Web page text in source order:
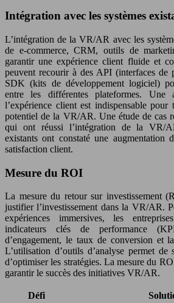
Intégration avec les systèmes
L’intégration de la VR/AR avec les
de e-commerce, CRM, outils de
garantir une expérience client fluide et
peuvent recourir à des API (interfaces de
SDK (kits de développement logiciel)
entre les différentes plateformes. Une
l’expérience client est indispensable
potentiel de la VR/AR. Une étude de cas
qui ont réussi l’intégration de la VR/
existants ont constaté une
satisfaction client.
Mesure du ROI
La mesure du retour sur investissement
justifier l’investissement dans la VR/AR.
expériences immersives, les
indicateurs clés de performance
d’engagement, le taux de conversion et
L’utilisation d’outils d’analyse permet de
d’optimiser les stratégies. La mesure du
garantir le succès des initiatives VR/AR.
Défi